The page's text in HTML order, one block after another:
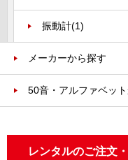
振動計(1)
メーカーから探す
50音・アルファベッ
レンタルのご注文